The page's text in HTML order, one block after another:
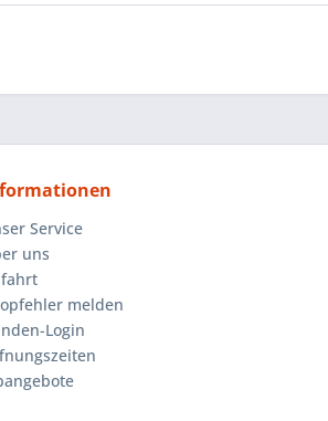
Service
uns
melden
Login